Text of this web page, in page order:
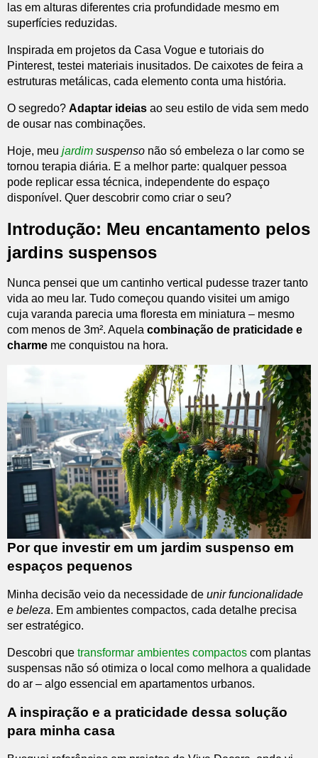
las em alturas diferentes cria profundidade mesmo em
superfícies reduzidas.
Inspirada em projetos da Casa Vogue e tutoriais do
Pinterest, testei materiais inusitados. De caixotes de feira a
estruturas metálicas, cada elemento conta uma história.
O segredo? Adaptar ideias ao seu estilo de vida sem medo
de ousar nas combinações.
Hoje, meu jardim suspenso não só embeleza o lar como se
tornou terapia diária. E a melhor parte: qualquer pessoa
pode replicar essa técnica, independente do espaço
disponível. Quer descobrir como criar o seu?
Introdução: Meu encantamento pelos
jardins suspensos
Nunca pensei que um cantinho vertical pudesse trazer tanto
vida ao meu lar. Tudo começou quando visitei um amigo
cuja varanda parecia uma floresta em miniatura – mesmo
com menos de 3m². Aquela combinação de praticidade e
charme me conquistou na hora.
Por que investir em um jardim suspenso em
espaços pequenos
Minha decisão veio da necessidade de unir funcionalidade
e beleza. Em ambientes compactos, cada detalhe precisa
ser estratégico.
Descobri que transformar ambientes compactos com plantas
suspensas não só otimiza o local como melhora a qualidade
do ar – algo essencial em apartamentos urbanos.
A inspiração e a praticidade dessa solução
para minha casa